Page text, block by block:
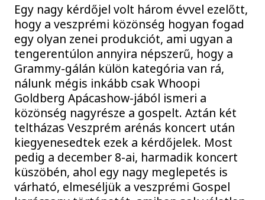
Egy nagy kérdőjel volt három évvel ezelőtt,
hogy a veszprémi közönség hogyan fogad
egy olyan zenei produkciót, ami ugyan a
tengerentúlon annyira népszerű, hogy a
Grammy-gálán külön kategória van rá,
nálunk mégis inkább csak Whoopi
Goldberg Apácashow-jából ismeri a
közönség nagyrésze a gospelt. Aztán két
teltházas Veszprém arénás koncert után
kiegyenesedtek ezek a kérdőjelek. Most
pedig a december 8-ai, harmadik koncert
küszöbén, ahol egy nagy meglepetés is
várható, elmeséljük a veszprémi Gospel